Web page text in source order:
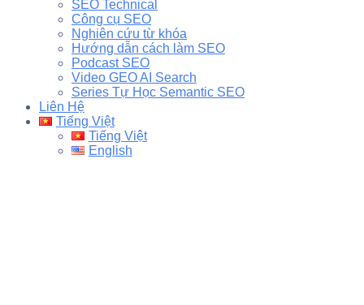
SEO Technical
Công cụ SEO
Nghiên cứu từ khóa
Hướng dẫn cách làm SEO
Podcast SEO
Video GEO AI Search
Series Tự Học Semantic SEO
Liên Hệ
Tiếng Việt
Tiếng Việt
English